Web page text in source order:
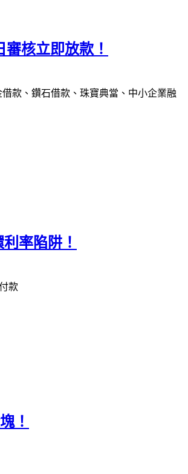
核立即放款！
款、鑽石借款、珠寶典當、中小企業融
率陷阱！
款
！